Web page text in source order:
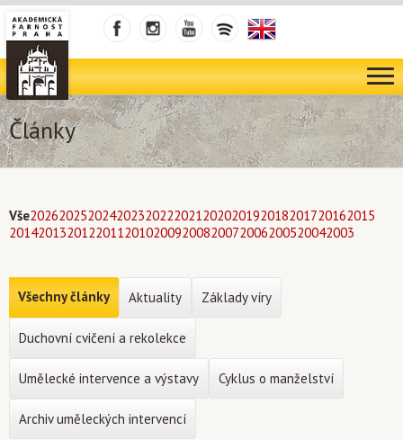
Články
Vše202620252024202320222021202020192018201720162015
201420132012201120102009200820072006200520042003
Všechny články Aktuality Základy víry
Duchovní cvičení a rekolekce
Umělecké intervence a výstavy Cyklus o manželství
Archiv uměleckých intervencí